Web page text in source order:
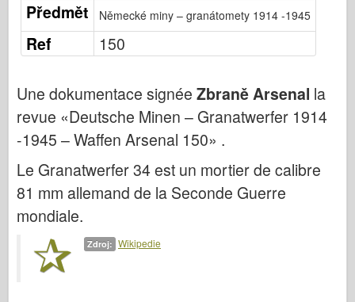
Publikování Osprey
Signál letky
Nákladní automobily a nádrže
Waffen-Arsenal
Wydawnictwo Militaria
Maquettes
Akademie
Modely es
Klub AFV
Airfix
Předmět Německé miny – granátomety 1914 -1945
Ref 150
Une dokumentace signée Zbraně Arsenal la
revue «Deutsche Minen – Granatwerfer 1914
-1945 – Waffen Arsenal 150» .
Le Granatwerfer 34 est un mortier de calibre
81 mm allemand de la Seconde Guerre
mondiale.
Zdroj: Wikipedie